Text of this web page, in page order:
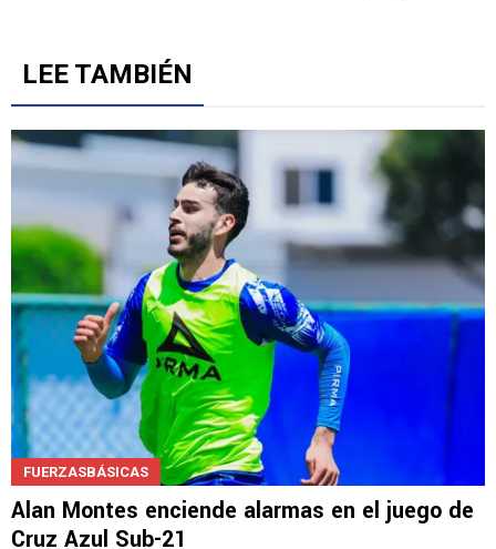
LEE TAMBIÉN
FUERZASBÁSICAS
Alan Montes enciende alarmas en el juego de
Cruz Azul Sub-21